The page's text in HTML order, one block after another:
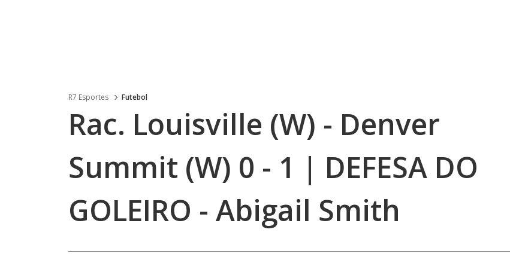
R7 Esportes Futebol
Rac. Louisville (W) - Denver
Summit (W) 0 - 1 | DEFESA DO
GOLEIRO - Abigail Smith